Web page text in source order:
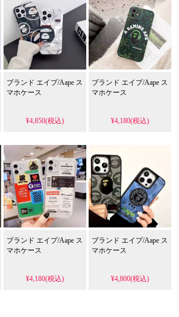
ブランド エイプ/Aape ス
マホケース
¥4,850(税込)
ブランド エイプ/Aape ス
マホケース
¥4,180(税込)
ブランド エイプ/Aape ス
マホケース
¥4,180(税込)
ブランド エイプ/Aape ス
マホケース
¥4,800(税込)